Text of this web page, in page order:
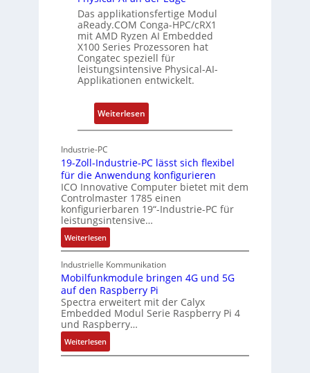
e
r
w
a
c
h
u
n
g
t
u
n
g
t
h
e
r
c
a
t
-
A
c
h
i
t
e
r
Das applikationsfertige Modul
aReady.COM Conga-HPC/cRX1
mit AMD Ryzen AI Embedded
X100 Series Prozessoren hat
Congatec speziell für
leistungsintensive Physical-AI-
Applikationen entwickelt.
Weiterlesen:
P
s
i
c
a
I
a
n
d
E
Industrie-PC
19-Zoll-Industrie-PC lässt sich flexibel
für die Anwendung konfigurieren
ICO Innovative Computer bietet mit dem
Controlmaster 1785 einen
konfigurierbaren 19“-Industrie-PC für
leistungsintensive…
Weiterlesen:
1
9
-
Z
o
l
l
-
I
Industrielle Kommunikation
Mobilfunkmodule bringen 4G und 5G
auf den Raspberry Pi
Spectra erweitert mit der Calyx
Embedded Modul Serie Raspberry Pi 4
und Raspberry…
Weiterlesen:
M